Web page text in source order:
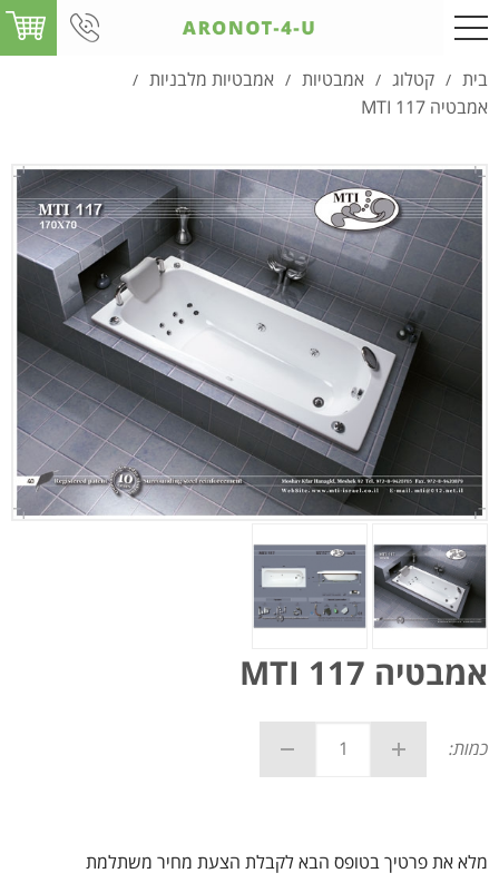
בית / קטלוג / אמבטיות / אמבטיות מלבניות /
אמבטיה MTI 117
אמבטיה MTI 117
כמות:
מלא את פרטיך בטופס הבא לקבלת הצעת מחיר משתלמת